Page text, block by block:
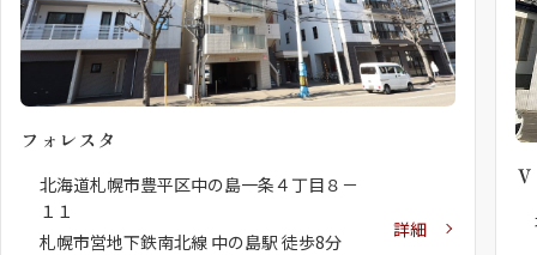
シャーメゾンとは シャーメゾンセレクション
フォレスタ
北海道札幌市豊平区中の島一条４丁目８－
１１
札幌市営地下鉄南北線 中の島駅 徒歩8分
詳細